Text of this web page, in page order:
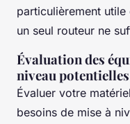
particulièrement
un seul routeur ne
Évaluation des
niveau potentielles
Évaluer votre
besoins de mise à